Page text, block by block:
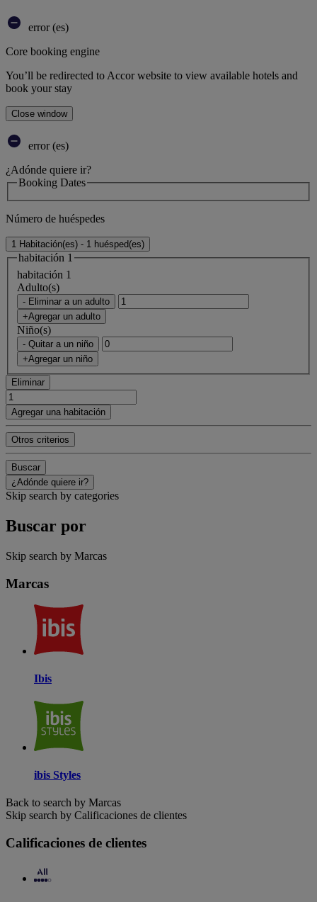
error (es)
Core booking engine
You’ll be redirected to Accor website to view available hotels and
book your stay
Close window
error (es)
¿Adónde quiere ir?
Booking Dates
Número de huéspedes
1 Habitación(es) - 1 huésped(es)
habitación 1
habitación 1
Adulto(s)
- Eliminar a un adulto
+Agregar un adulto
Niño(s)
- Quitar a un niño
+Agregar un niño
Eliminar
Agregar una habitación
Otros criterios
Buscar
¿Adónde quiere ir?
Skip search by categories
Buscar por
Skip search by Marcas
Marcas
Ibis
ibis Styles
Back to search by Marcas
Skip search by Calificaciones de clientes
Calificaciones de clientes